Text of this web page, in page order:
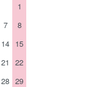
1
7
8
14 15
21
22
28 29